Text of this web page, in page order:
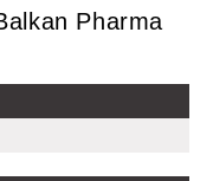
Pharma